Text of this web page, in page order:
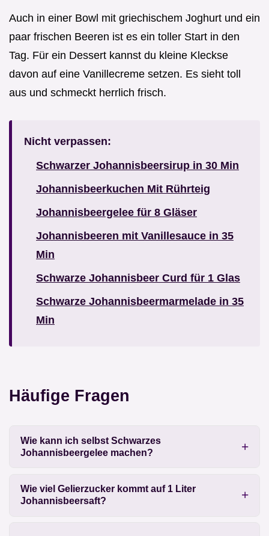
Auch in einer Bowl mit griechischem Joghurt und ein
paar frischen Beeren ist es ein toller Start in den
Tag. Für ein Dessert kannst du kleine Kleckse
davon auf eine Vanillecreme setzen. Es sieht toll
aus und schmeckt herrlich frisch.
Nicht verpassen:
Schwarzer Johannisbeersirup in 30 Min
Johannisbeerkuchen Mit Rührteig
Johannisbeergelee für 8 Gläser
Johannisbeeren mit Vanillesauce in 35
Min
Schwarze Johannisbeer Curd für 1 Glas
Schwarze Johannisbeermarmelade in 35
Min
Häufige Fragen
Wie kann ich selbst Schwarzes
Johannisbeergelee machen?
Wie viel Gelierzucker kommt auf 1 Liter
Johannisbeersaft?